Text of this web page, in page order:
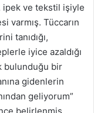
ipek ve tekstil işiyle
varmış. Tüccarın
tanıdığı,
iyice azaldığı
bulunduğu bir
gidenlerin
geliyorum”